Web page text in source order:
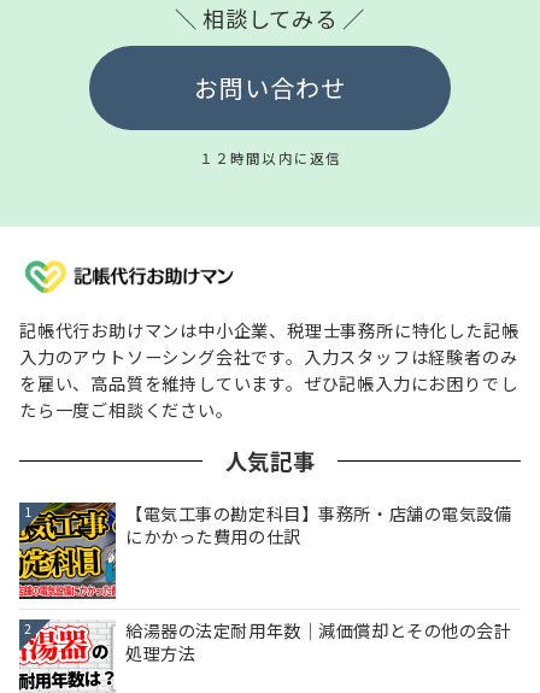
＼ 相談してみる ／
お問い合わせ
１２時間以内に返信
記帳代行お助けマンは中小企業、税理士事務所に特化した記帳
入力のアウトソーシング会社です。入力スタッフは経験者のみ
を雇い、高品質を維持しています。ぜひ記帳入力にお困りでし
たら一度ご相談ください。
人気記事
1
【電気工事の勘定科目】事務所・店舗の電気設備
にかかった費用の仕訳
2
給湯器の法定耐用年数｜減価償却とその他の会計
処理方法